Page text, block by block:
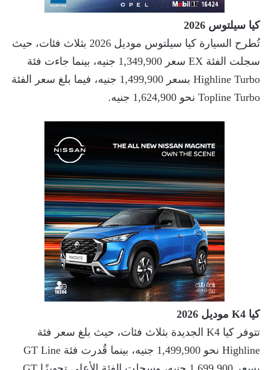
كيا سيلتوس 2026
تُطرح السيارة كيا سيلتوس موديل 2026 بثلاث فئات، حيث
سجلت الفئة EX سعر 1,349,900 جنيه، بينما جاءت فئة
Highline Turbo بسعر 1,499,900 جنيه، فيما بلغ سعر الفئة
Topline Turbo نحو 1,624,900 جنيه.
كيا K4 موديل 2026
تتوفر كيا K4 الجديدة بثلاث فئات، حيث بلغ سعر فئة
Highline نحو 1,499,900 جنيه، بينما قُدرت فئة GT Line